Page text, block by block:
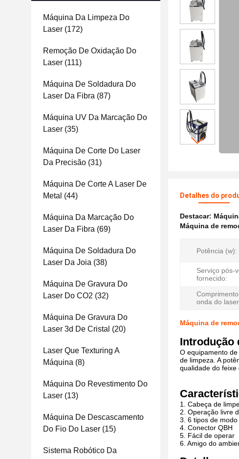
Máquina Da Limpeza Do
Laser (172)
Remoção De Oxidação Do
Laser (111)
Máquina De Soldadura Do
Laser Da Fibra (87)
Máquina UV Da Marcação Do
Laser (35)
Máquina De Corte Do Laser
Da Precisão (31)
Máquina De Corte A Laser De
Metal (44)
Máquina Da Marcação Do
Laser Da Fibra (69)
Máquina De Soldadura Do
Laser Da Joia (38)
Máquina De Gravura Do
Laser Do CO2 (32)
Máquina De Gravura Do
Laser 3d De Cristal (20)
Laser Que Texturing A
Máquina (8)
Máquina Do Revestimento Do
Laser (13)
Máquina De Descascamento
Do Fio Do Laser (15)
Sistema Robótico Da
Detalhes do
Destacar:
Máquina de
Potência (w):
Serviço pós-
fornecido:
onda do
Máquina de
Introdução
O equipamento
de limpeza. A
qualidade do feixe
1. Cabeça de
2. Operação livre
3. 6 tipos de
4. Conector QBH
5. Fácil de operar
6. Amigo do